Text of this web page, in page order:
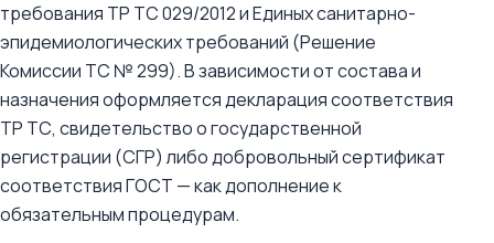
требования ТР ТС 029/2012 и Единых санитарно-
эпидемиологических требований (Решение
Комиссии ТС № 299). В зависимости от состава и
назначения оформляется декларация соответствия
ТР ТС, свидетельство о государственной
регистрации (СГР) либо добровольный сертификат
соответствия ГОСТ — как дополнение к
обязательным процедурам.